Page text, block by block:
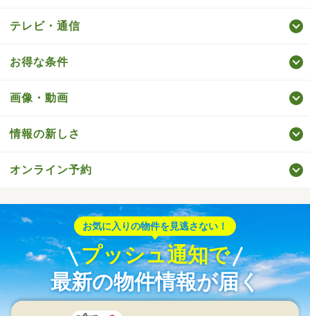
テレビ・通信
お得な条件
画像・動画
情報の新しさ
オンライン予約
お気に入りの物件を見逃さない！
プッシュ通知で
最新の物件情報が届く